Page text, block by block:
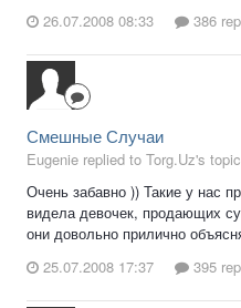
26.07.2008 08:33
386
Смешные Случаи
Eugenie replied to Torg.Uz's
Очень забавно )) Такие у нас
видела девочек, продающих
они довольно прилично
25.07.2008 17:37
395